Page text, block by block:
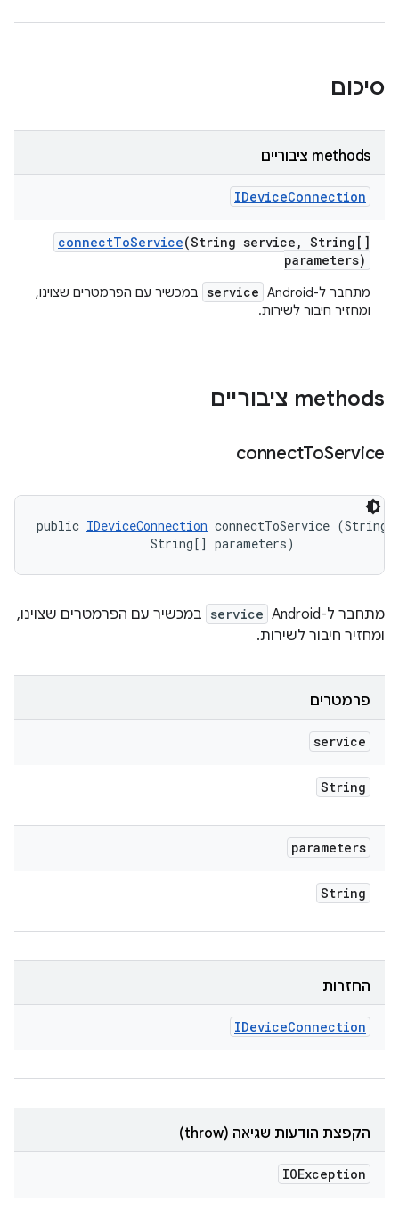
סיכום
‫methods ציבוריים
IDeviceConnection
connectToService(String service , String[]
parameters)
מתחבר ל-Android service במכשיר עם הפרמטרים שצוינו,
ומחזיר חיבור לשירות.
‫methods ציבוריים
connectToService
public IDeviceConnection connectToService
                String[] parameters)
מתחבר ל-Android service במכשיר עם הפרמטרים שצוינו,
ומחזיר חיבור לשירות.
פרמטרים
service
String
parameters
String
החזרות
IDeviceConnection
הקפצת הודעות שגיאה (throw)
IOException